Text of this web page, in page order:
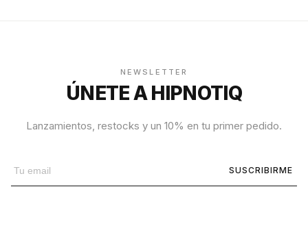
NEWSLETTER
ÚNETE A HIPNOTIQ
Lanzamientos, restocks y un 10% en tu primer pedido.
SUSCRIBIRME